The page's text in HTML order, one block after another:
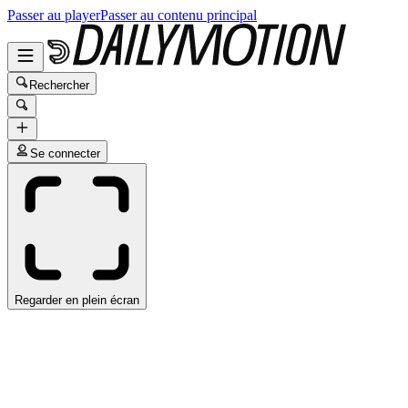
Passer au playerPasser au contenu principal
Rechercher
Se connecter
Regarder en plein écran